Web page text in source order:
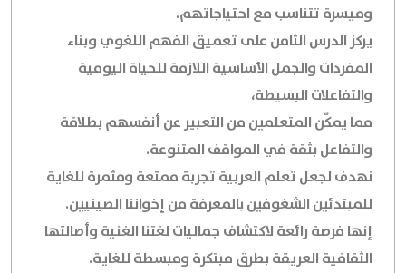
وميسرة تتناسب مع احتياجاتهم.
يركز الدرس الثامن على تعميق الفهم اللغوي وبناء
المفردات والجمل الأساسية اللازمة للحياة اليومية
والتفاعلات البسيطة،
مما يمكّن المتعلمين من التعبير عن أنفسهم بطلاقة
والتفاعل بثقة في المواقف المتنوعة.
نهدف لجعل تعلم العربية تجربة ممتعة ومثمرة للغاية
للمبتدئين الشغوفين بالمعرفة من إخواننا الصينيين.
إنها فرصة رائعة لاكتشاف جماليات لغتنا الغنية وأصالتها
الثقافية العريقة بطرق مبتكرة ومبسطة للغاية.